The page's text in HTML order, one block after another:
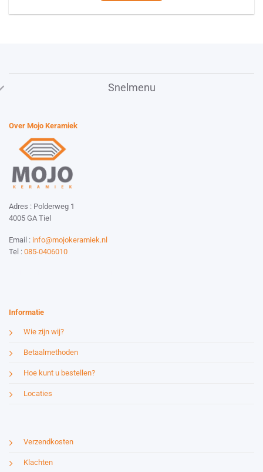
Snelmenu
Over Mojo Keramiek
Adres : Polderweg 1
4005 GA Tiel
Email : info@mojokeramiek.nl
Tel : 085-0406010
Informatie
Wie zijn wij?
Betaalmethoden
Hoe kunt u bestellen?
Locaties
Verzendkosten
Klachten